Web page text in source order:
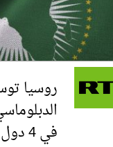
روسيا
في 4 دول أفريقية